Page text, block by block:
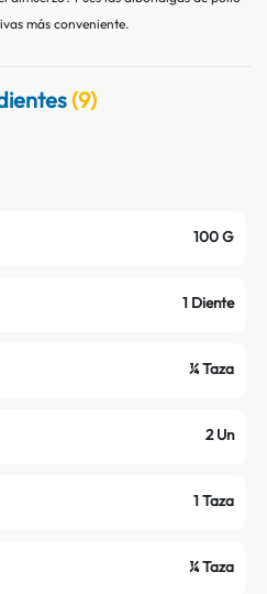
más conveniente.
(9)
100 G
1 Diente
¼ Taza
2 Un
1 Taza
¼ Taza